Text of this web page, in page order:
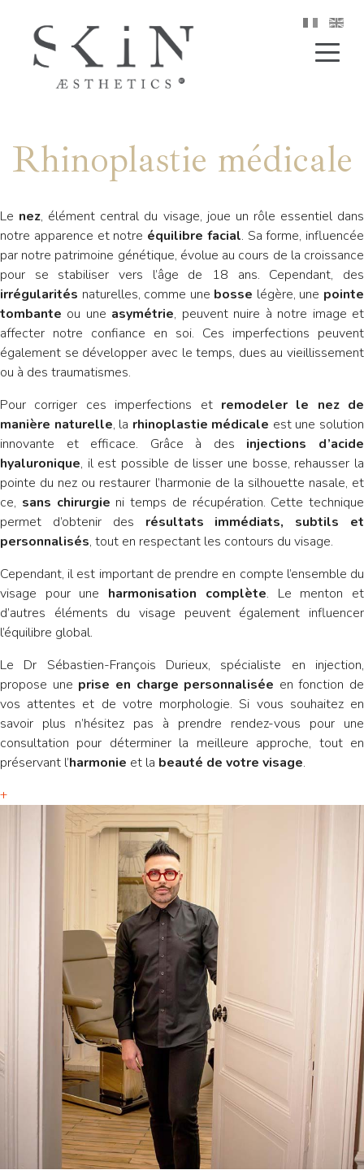
Rhinoplastie médicale
Le nez, élément central du visage, joue un rôle essentiel dans
notre apparence et notre équilibre facial. Sa forme, influencée
par notre patrimoine génétique, évolue au cours de la croissance
pour se stabiliser vers l’âge de 18 ans. Cependant, des
irrégularités naturelles, comme une bosse légère, une pointe
tombante ou une asymétrie, peuvent nuire à notre image et
affecter notre confiance en soi. Ces imperfections peuvent
également se développer avec le temps, dues au vieillissement
ou à des traumatismes.
Pour corriger ces imperfections et remodeler le nez de
manière naturelle, la rhinoplastie médicale est une solution
innovante et efficace. Grâce à des injections d’acide
hyaluronique, il est possible de lisser une bosse, rehausser la
pointe du nez ou restaurer l’harmonie de la silhouette nasale, et
ce, sans chirurgie ni temps de récupération. Cette technique
permet d’obtenir des résultats immédiats, subtils et
personnalisés, tout en respectant les contours du visage.
Cependant, il est important de prendre en compte l’ensemble du
visage pour une harmonisation complète. Le menton et
d’autres éléments du visage peuvent également influencer
l’équilibre global.
Le Dr Sébastien-François Durieux, spécialiste en injection,
propose une prise en charge personnalisée en fonction de
vos attentes et de votre morphologie. Si vous souhaitez en
savoir plus n’hésitez pas à prendre rendez-vous pour une
consultation pour déterminer la meilleure approche, tout en
préservant l’harmonie et la beauté de votre visage.
+